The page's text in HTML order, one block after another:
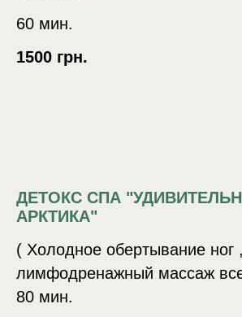
60 мин.
1500 грн.
ДЕТОКС СПА
АРКТИКА"
( Холодное обертывание ног ,
лимфодренажный массаж
80 мин.